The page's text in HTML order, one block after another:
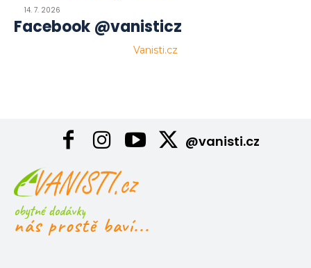
14. 7. 2026
Facebook @vanisticz
Vanisti.cz
@vanisti.cz
obytné dodávky
nás prostě baví...